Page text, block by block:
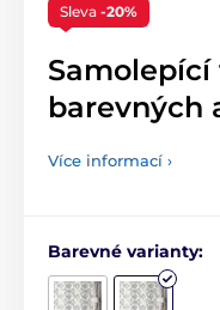
Sleva -20%
barevných
Více informací ›
Barevné varianty: